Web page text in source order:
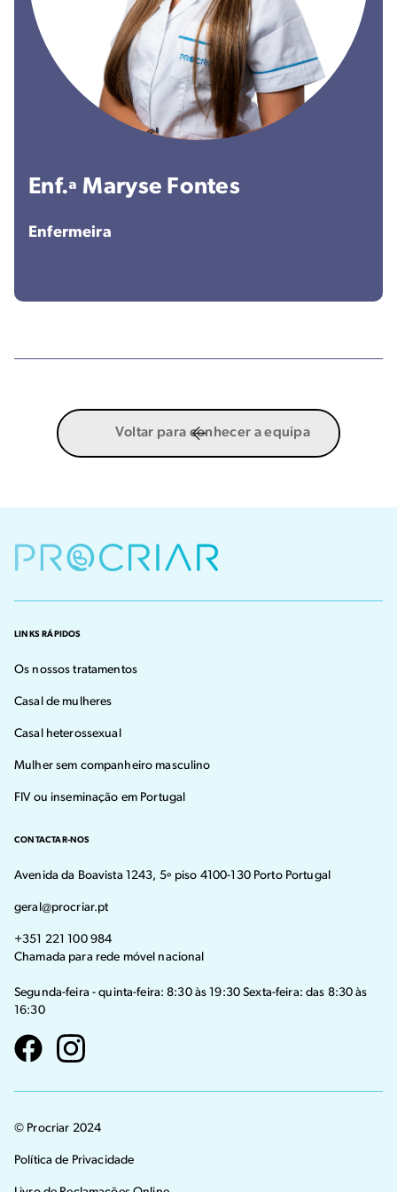
Enf.ª Maryse Fontes
Enfermeira
Voltar para conhecer a equipa
LINKS RÁPIDOS
Os nossos tratamentos
Casal de mulheres
Casal heterossexual
Mulher sem companheiro masculino
FIV ou inseminação em Portugal
CONTACTAR-NOS
Avenida da Boavista 1243, 5º piso 4100-130 Porto Portugal
geral@procriar.pt
+351 221 100 984
Chamada para rede móvel nacional
Segunda-feira - quinta-feira: 8:30 às 19:30 Sexta-feira: das 8:30 às
16:30
Visit our Facebook page
Visit our instagram page
© Procriar 2024
Política de Privacidade